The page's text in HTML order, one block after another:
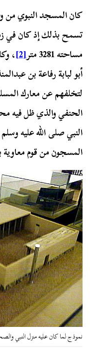
كان المسجد النبوي من
تسمح بذلك إذ كان في
مساحته 3281 متر
[2] ،
لتخلفهم عن معارك
الحنفي والذي ظل فيه
النبي صلى الله عليه
المسجون من قوم
نموذج لما كان عليه منزل النبي